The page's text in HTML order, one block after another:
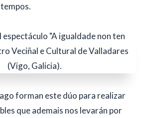
forman este dúo para realizar
que ademais nos levarán por